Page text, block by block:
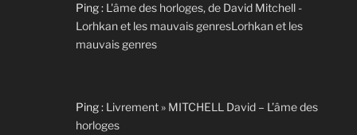
Ping : L'âme des horloges, de David Mitchell -
Lorhkan et les mauvais genresLorhkan et les
mauvais genres
Ping : Livrement » MITCHELL David – L’âme des
horloges